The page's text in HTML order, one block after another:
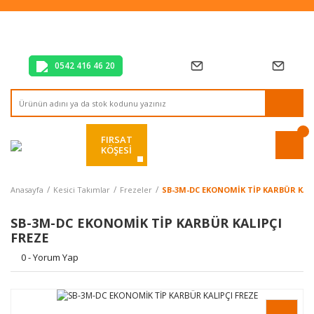
Tüm Alışverişlerde Vade Farksız 2 Taksit!
0542 416 46 20
FIRSAT
KÖŞESİ
Anasayfa Kesici Takımlar Frezeler SB-3M-DC EKONOMİK TİP KARBÜR
SB-3M-DC EKONOMİK TİP KARBÜR KALIPÇI
FREZE
0 - Yorum Yap